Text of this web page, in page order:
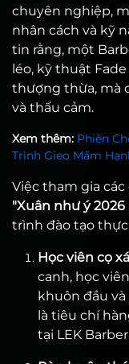
chuyên nghiệp,
nhân cách và kỹ
tin rằng, một
léo, kỹ thuật
thượng thừa, mà
và thấu cảm.
Xem thêm: Phiên
Trình Gieo Mầm
Việc tham gia
"Xuân như ý
trình đào tạo thực
Học viên cọ
canh, học
khuôn đầu
là tiêu chí
tại LEK